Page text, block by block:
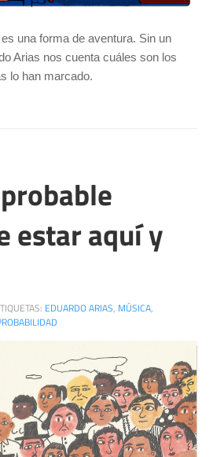
una forma de aventura. Sin un
Arias nos cuenta cuáles son los
lo han marcado.
estar aquí y
EDUARDO ARIAS, MÚSICA,